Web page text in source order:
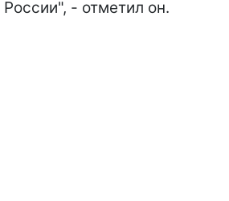
России", - отметил он.